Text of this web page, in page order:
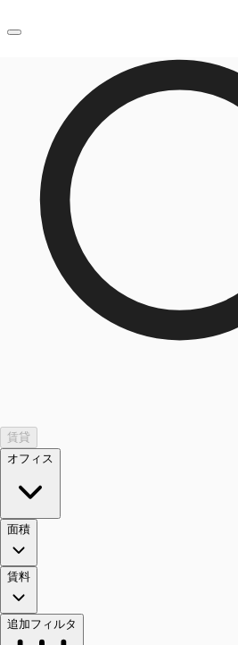
オフィス・事務所
倉庫・物流センター
地図検索
記事
仲介会社様はこちらへ
お気に入り
お電話
賃貸
オフィス
面積
賃料
追加フィルタ